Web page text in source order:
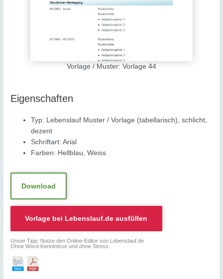
Vorlage / Muster: Vorlage 44
Eigenschaften
Typ: Lebenslauf Muster / Vorlage (tabellarisch), schlicht,
dezent
Schriftart: Arial
Farben: Hellblau, Weiss
Download
Vorlage bei Lebenslauf.de ausfüllen
Unser Tipp: Nutze den Online-Editor von Lebenslauf.de
Ohne Word-Kenntnisse und ohne Stress.